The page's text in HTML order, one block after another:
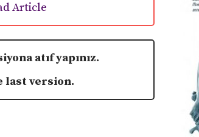
Article
atıf yapınız.
last version.